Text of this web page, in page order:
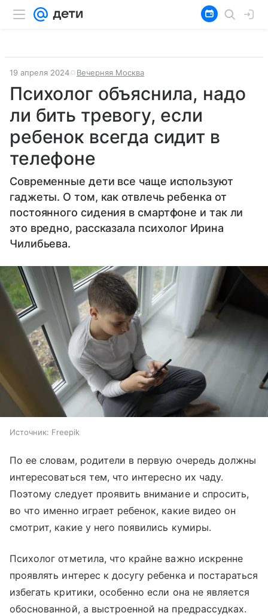
19 апреля 2024 Вечерняя Москва
Психолог объяснила, надо
ли бить тревогу, если
ребенок всегда сидит в
телефоне
Современные дети все чаще используют
гаджеты. О том, как отвлечь ребенка от
постоянного сидения в смартфоне и так ли
это вредно, рассказала психолог Ирина
Чилибьева.
Источник: Freepik
По ее словам, родители в первую очередь должны
интересоваться тем, что интересно их чаду.
Поэтому следует проявить внимание и спросить,
во что именно играет ребенок, какие видео он
смотрит, какие у него появились кумиры.
Психолог отметила, что крайне важно искренне
проявлять интерес к досугу ребенка и постараться
избегать критики, особенно если она не является
обоснованной, а выстроенной на предрассудках.